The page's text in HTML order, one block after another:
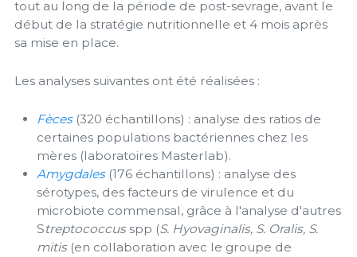
tout au long de la période de post-sevrage, avant le
début de la stratégie nutritionnelle et 4 mois après
sa mise en place.
Les analyses suivantes ont été réalisées :
Fèces(320 échantillons) : analyse des ratios de
certaines populations bactériennes chez les
mères (laboratoires Masterlab).
Amygdales(176 échantillons) : analyse des
sérotypes, des facteurs de virulence et du
microbiote commensal, grâce à l'analyse d'autres
Streptococcusspp (S. Hyovaginalis, S. Oralis, S.
mitis(en collaboration avec le groupe de